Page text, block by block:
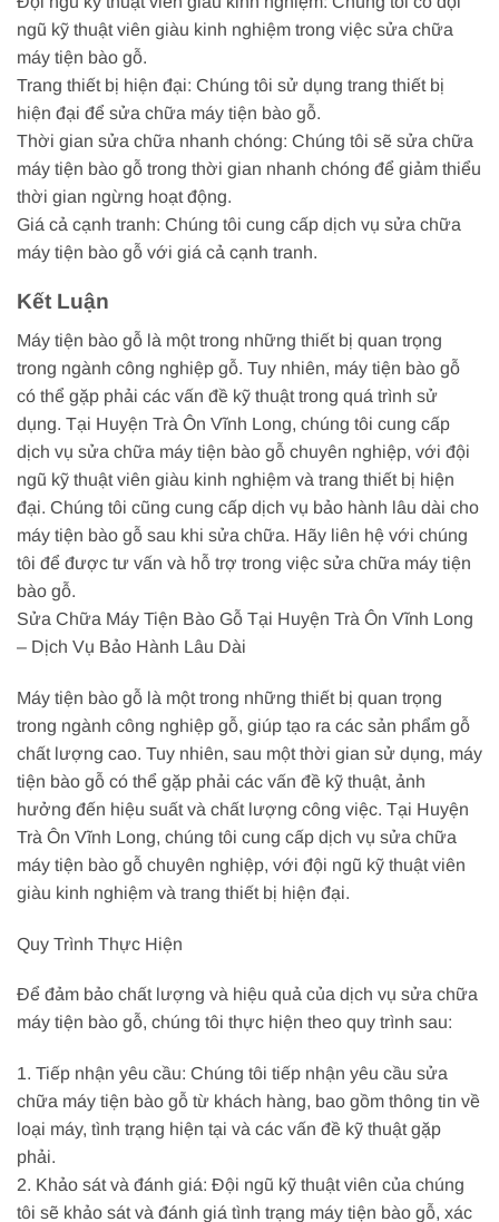
ngũ kỹ thuật viên giàu kinh nghiệm trong việc sửa chữa
máy tiện bào gỗ.
Trang thiết bị hiện đại: Chúng tôi sử dụng trang thiết bị
hiện đại để sửa chữa máy tiện bào gỗ.
Thời gian sửa chữa nhanh chóng: Chúng tôi sẽ sửa chữa
máy tiện bào gỗ trong thời gian nhanh chóng để giảm thiểu
thời gian ngừng hoạt động.
Giá cả cạnh tranh: Chúng tôi cung cấp dịch vụ sửa chữa
máy tiện bào gỗ với giá cả cạnh tranh.
Kết Luận
Máy tiện bào gỗ là một trong những thiết bị quan trọng
trong ngành công nghiệp gỗ. Tuy nhiên, máy tiện bào gỗ
có thể gặp phải các vấn đề kỹ thuật trong quá trình sử
dụng. Tại Huyện Trà Ôn Vĩnh Long, chúng tôi cung cấp
dịch vụ sửa chữa máy tiện bào gỗ chuyên nghiệp, với đội
ngũ kỹ thuật viên giàu kinh nghiệm và trang thiết bị hiện
đại. Chúng tôi cũng cung cấp dịch vụ bảo hành lâu dài cho
máy tiện bào gỗ sau khi sửa chữa. Hãy liên hệ với chúng
tôi để được tư vấn và hỗ trợ trong việc sửa chữa máy tiện
bào gỗ.
Sửa Chữa Máy Tiện Bào Gỗ Tại Huyện Trà Ôn Vĩnh Long
– Dịch Vụ Bảo Hành Lâu Dài
Máy tiện bào gỗ là một trong những thiết bị quan trọng
trong ngành công nghiệp gỗ, giúp tạo ra các sản phẩm gỗ
chất lượng cao. Tuy nhiên, sau một thời gian sử dụng, máy
tiện bào gỗ có thể gặp phải các vấn đề kỹ thuật, ảnh
hưởng đến hiệu suất và chất lượng công việc. Tại Huyện
Trà Ôn Vĩnh Long, chúng tôi cung cấp dịch vụ sửa chữa
máy tiện bào gỗ chuyên nghiệp, với đội ngũ kỹ thuật viên
giàu kinh nghiệm và trang thiết bị hiện đại.
Quy Trình Thực Hiện
Để đảm bảo chất lượng và hiệu quả của dịch vụ sửa chữa
máy tiện bào gỗ, chúng tôi thực hiện theo quy trình sau:
1. Tiếp nhận yêu cầu: Chúng tôi tiếp nhận yêu cầu sửa
chữa máy tiện bào gỗ từ khách hàng, bao gồm thông tin về
loại máy, tình trạng hiện tại và các vấn đề kỹ thuật gặp
phải.
2. Khảo sát và đánh giá: Đội ngũ kỹ thuật viên của chúng
tôi sẽ khảo sát và đánh giá tình trạng máy tiện bào gỗ, xác